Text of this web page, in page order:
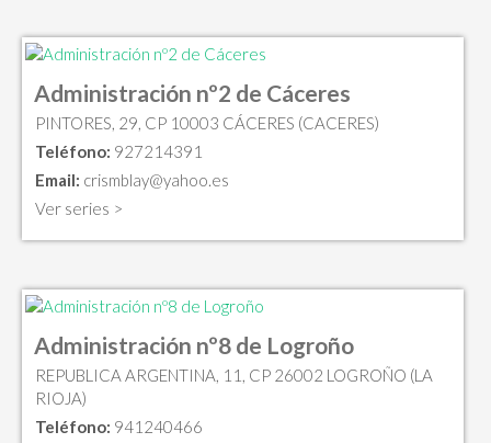
Administración nº2 de Cáceres
PINTORES, 29, CP 10003 CÁCERES (CACERES)
Teléfono: 927214391
Email: crismblay@yahoo.es
Ver series >
Administración nº8 de Logroño
REPUBLICA ARGENTINA, 11, CP 26002 LOGROÑO (LA
RIOJA)
Teléfono: 941240466